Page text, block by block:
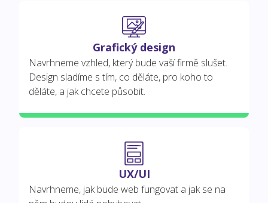
Grafický design
Navrhneme vzhled, který bude vaší firmě slušet.
Design sladíme s tím, co děláte, pro koho to
děláte, a jak chcete působit.
UX/UI
Navrhneme, jak bude web fungovat a jak se na